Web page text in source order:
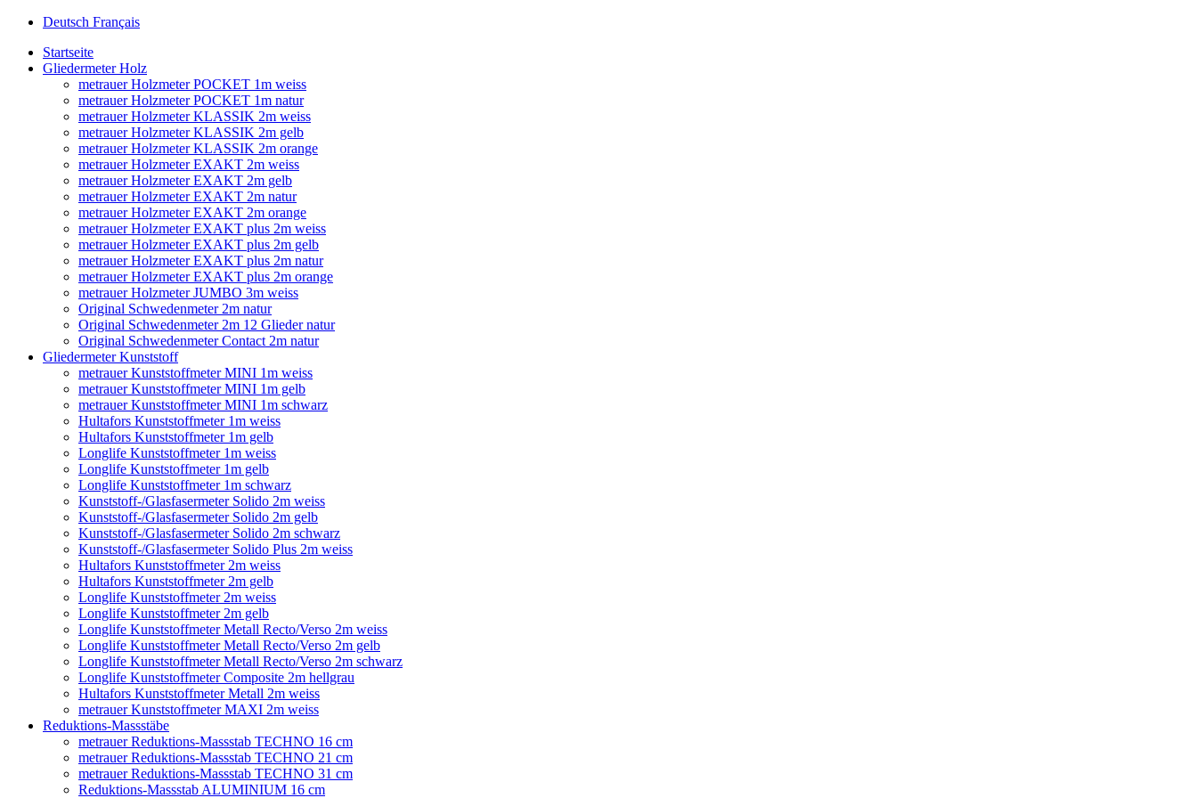
Deutsch Français
Startseite
Gliedermeter Holz
metrauer Holzmeter POCKET 1m weiss
metrauer Holzmeter POCKET 1m natur
metrauer Holzmeter KLASSIK 2m weiss
metrauer Holzmeter KLASSIK 2m gelb
metrauer Holzmeter KLASSIK 2m orange
metrauer Holzmeter EXAKT 2m weiss
metrauer Holzmeter EXAKT 2m gelb
metrauer Holzmeter EXAKT 2m natur
metrauer Holzmeter EXAKT 2m orange
metrauer Holzmeter EXAKT plus 2m weiss
metrauer Holzmeter EXAKT plus 2m gelb
metrauer Holzmeter EXAKT plus 2m natur
metrauer Holzmeter EXAKT plus 2m orange
metrauer Holzmeter JUMBO 3m weiss
Original Schwedenmeter 2m natur
Original Schwedenmeter 2m 12 Glieder natur
Original Schwedenmeter Contact 2m natur
Gliedermeter Kunststoff
metrauer Kunststoffmeter MINI 1m weiss
metrauer Kunststoffmeter MINI 1m gelb
metrauer Kunststoffmeter MINI 1m schwarz
Hultafors Kunststoffmeter 1m weiss
Hultafors Kunststoffmeter 1m gelb
Longlife Kunststoffmeter 1m weiss
Longlife Kunststoffmeter 1m gelb
Longlife Kunststoffmeter 1m schwarz
Kunststoff-/Glasfasermeter Solido 2m weiss
Kunststoff-/Glasfasermeter Solido 2m gelb
Kunststoff-/Glasfasermeter Solido 2m schwarz
Kunststoff-/Glasfasermeter Solido Plus 2m weiss
Hultafors Kunststoffmeter 2m weiss
Hultafors Kunststoffmeter 2m gelb
Longlife Kunststoffmeter 2m weiss
Longlife Kunststoffmeter 2m gelb
Longlife Kunststoffmeter Metall Recto/Verso 2m weiss
Longlife Kunststoffmeter Metall Recto/Verso 2m gelb
Longlife Kunststoffmeter Metall Recto/Verso 2m schwarz
Longlife Kunststoffmeter Composite 2m hellgrau
Hultafors Kunststoffmeter Metall 2m weiss
metrauer Kunststoffmeter MAXI 2m weiss
Reduktions-Massstäbe
metrauer Reduktions-Massstab TECHNO 16 cm
metrauer Reduktions-Massstab TECHNO 21 cm
metrauer Reduktions-Massstab TECHNO 31 cm
Reduktions-Massstab ALUMINIUM 16 cm